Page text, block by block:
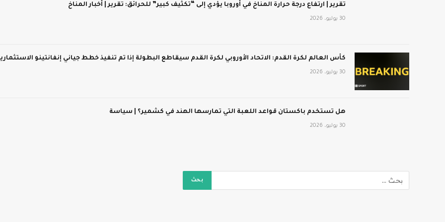
تقرير | ارتفاع درجة حرارة المناخ في أوروبا يؤدي إلى “تكثيف كبير” للحرائق: تقرير | أخبار المناخ
30 يوليو، 2026
كأس العالم لكرة القدم: الاتحاد الأوروبي لكرة القدم سيقاطع البطولة إذا تم تنفيذ خطط جياني إنفانتينو
30 يوليو، 2026
هل تستخدم باكستان قواعد اللعبة التي تمارسها الهند في كشمير؟ | سياسة
30 يوليو، 2026